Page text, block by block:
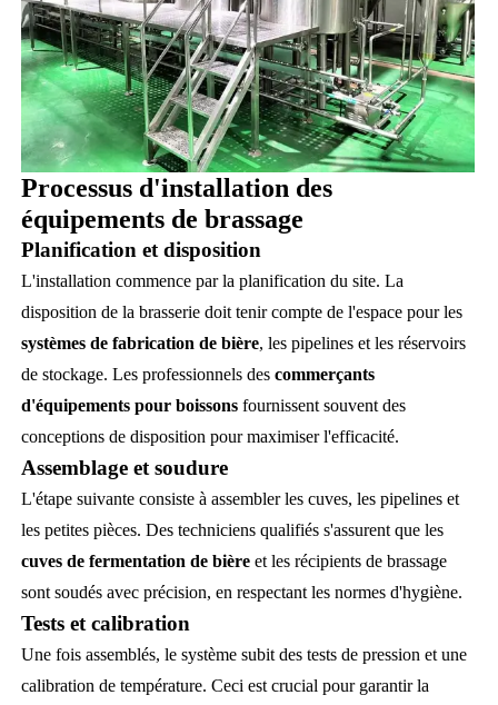
Processus d'installation des
équipements de brassage
Planification et disposition
L'installation commence par la planification du site. La
disposition de la brasserie doit tenir compte de l'espace pour les
systèmes de fabrication de bière, les pipelines et les réservoirs
de stockage. Les professionnels des commerçants
d'équipements pour boissonsfournissent souvent des
conceptions de disposition pour maximiser l'efficacité.
Assemblage et soudure
L'étape suivante consiste à assembler les cuves, les pipelines et
les petites pièces. Des techniciens qualifiés s'assurent que les
cuves de fermentation de bièreet les récipients de brassage
sont soudés avec précision, en respectant les normes d'hygiène.
Tests et calibration
Une fois assemblés, le système subit des tests de pression et une
calibration de température. Ceci est crucial pour garantir la